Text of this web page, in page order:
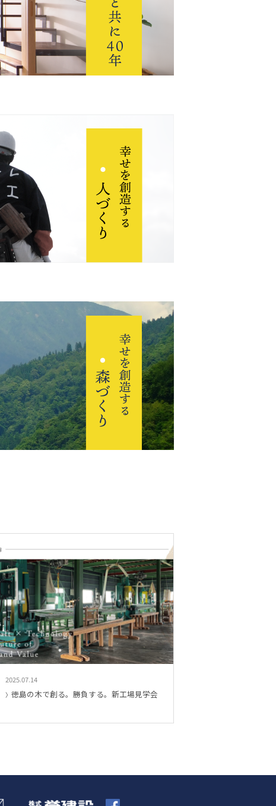
2025.07.14
徳島の木で創る。勝負する。新工場見学会